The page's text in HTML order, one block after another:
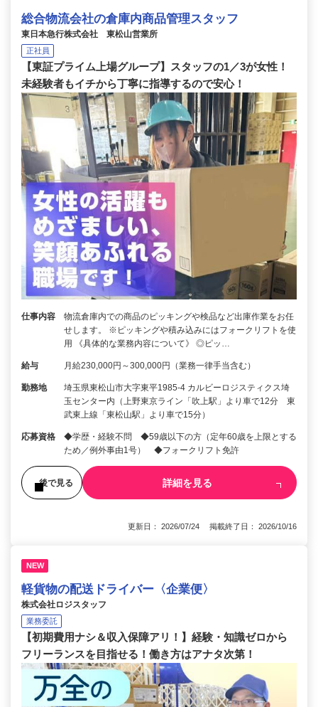
総合物流会社の倉庫内商品管理スタッフ
東日本急行株式会社 東松山営業所
正社員
【東証プライム上場グループ】スタッフの1／3が女性！
未経験者もイチから丁寧に指導するので安心！
仕事内容
物流倉庫内での商品のピッキングや検品など出庫作業をお任
せします。 ※ピッキングや積み込みにはフォークリフトを使
用 《具体的な業務内容について》 ◎ピッ…
給与 月給230,000円～300,000円（業務一律手当含む）
勤務地
埼玉県東松山市大字東平1985-4 カルビーロジスティクス埼
玉センター内（上野東京ライン「吹上駅」より車で12分 東
武東上線「東松山駅」より車で15分）
応募資格
◆学歴・経験不問 ◆59歳以下の方（定年60歳を上限とする
ため／例外事由1号） ◆フォークリフト免許
後で見る 詳細を見る
更新日： 2026/07/24 掲載終了日： 2026/10/16
NEW
軽貨物の配送ドライバー〈企業便〉
株式会社ロジスタッフ
業務委託
【初期費用ナシ＆収入保障アリ！】経験・知識ゼロから
フリーランスを目指せる！働き方はアナタ次第！